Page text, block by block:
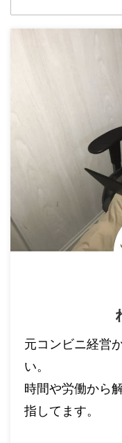
元コンビニ経営
い。
時間や労働から
指してます。